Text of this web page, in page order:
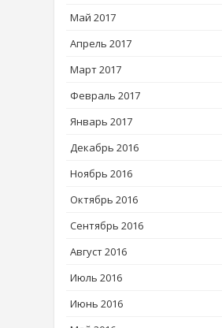
Май 2017
Апрель 2017
Март 2017
Февраль 2017
Январь 2017
Декабрь 2016
Ноябрь 2016
Октябрь 2016
Сентябрь 2016
Август 2016
Июль 2016
Июнь 2016